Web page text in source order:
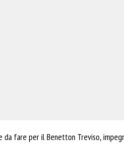
da fare per il Benetton Treviso,